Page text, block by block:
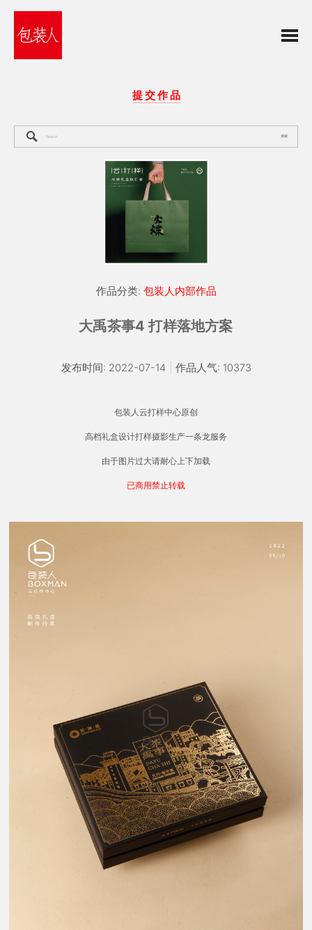
提 交 作 品
搜索
作品分类: 包装人内部作品
大禹茶事4 打样落地方案
发布时间: 2022-07-14 作品人气: 10373
包装人云打样中心原创
高档礼盒设计打样摄影生产一条龙服务
由于图片过大请耐心上下加载
已商用禁止转载